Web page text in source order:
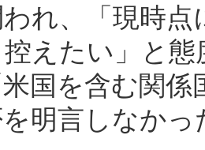
れ、「現時
えたい」と
国を含む関
明言しなかっ